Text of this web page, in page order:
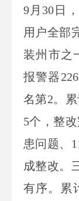
9 月 30 日
用户全部
装州市之
报警器
名第2。
5个，整
患问题、
成整改。
有序。累